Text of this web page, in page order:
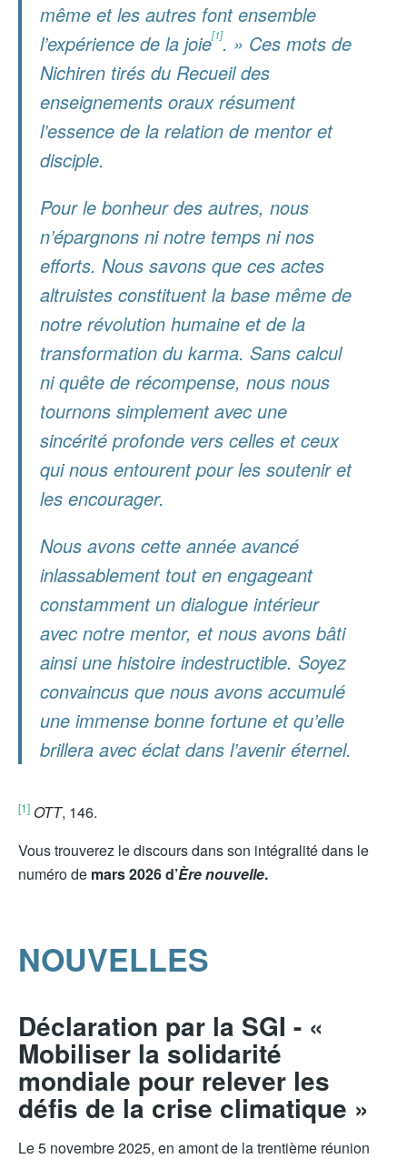
même et les autres font ensemble
l’expérience de la joie[1]. » Ces mots de
Nichiren tirés du Recueil des
enseignements orauxrésument
l’essence de la relation de mentor et
disciple.
Pour le bonheur des autres, nous
n’épargnons ni notre temps ni nos
efforts. Nous savons que ces actes
altruistes constituent la base même de
notre révolution humaine et de la
transformation du karma. Sans calcul
ni quête de récompense, nous nous
tournons simplement avec une
sincérité profonde vers celles et ceux
qui nous entourent pour les soutenir et
les encourager.
Nous avons cette année avancé
inlassablement tout en engageant
constamment un dialogue intérieur
avec notre mentor, et nous avons bâti
ainsi une histoire indestructible. Soyez
convaincus que nous avons accumulé
une immense bonne fortune et qu’elle
brillera avec éclat dans l’avenir éternel.
[1] OTT, 146.
Vous trouverez le discours dans son intégralité dans le
numéro de mars 2026 d’Ère nouvelle.
NOUVELLES
Déclaration par la SGI - «
Mobiliser la solidarité
mondiale pour relever les
défis de la crise climatique »
Le 5 novembre 2025, en amont de la trentième réunion